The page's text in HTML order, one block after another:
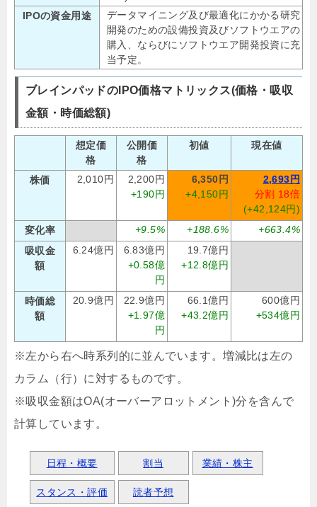
IPOの資金用途
データマイニング及び最適化にかかる研究
開発のための設備投資及びソフトウエアの
購入、ならびにソフトウエア開発投資に充
当予定。
ブレインパッドのIPO価格マトリックス(価格・吸収
金額・時価総額)
想定価
格
公開価
格
初値 現在値
株価 2,010円
2,200円
+190円
6,350円
+4,150円
2,693円
分割 18倍
(+42,124円)
変化率
+9.5% +188.6%
+663.4%
吸収金
額
6.24億円
6.83億円
+0.58億
円
19.7億円
+12.8億円
時価総
額
20.9億円
22.9億円
+1.97億
円
66.1億円
+43.2億円
600億円
+534億円
※左から右へ時系列的に並んでいます。増減比は左の
カラム（行）に対するものです。
※吸収金額はOA(オーバーアロットメント)分を含んで
計算しています。
日程・概要 割当 業績・株主
スタンス・評価 読者予想